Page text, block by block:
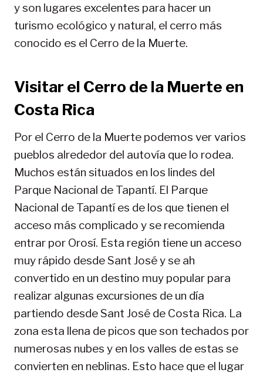
y son lugares excelentes para hacer un
turismo ecológico y natural, el cerro más
conocido es el Cerro de la Muerte.
Visitar el Cerro de la Muerte en
Costa Rica
Por el Cerro de la Muerte podemos ver varios
pueblos alrededor del autovía que lo rodea.
Muchos están situados en los lindes del
Parque Nacional de Tapantí. El Parque
Nacional de Tapantí es de los que tienen el
acceso más complicado y se recomienda
entrar por Orosí. Esta región tiene un acceso
muy rápido desde Sant José y se ah
convertido en un destino muy popular para
realizar algunas excursiones de un día
partiendo desde Sant José de Costa Rica. La
zona esta llena de picos que son techados por
numerosas nubes y en los valles de estas se
convierten en neblinas. Esto hace que el lugar